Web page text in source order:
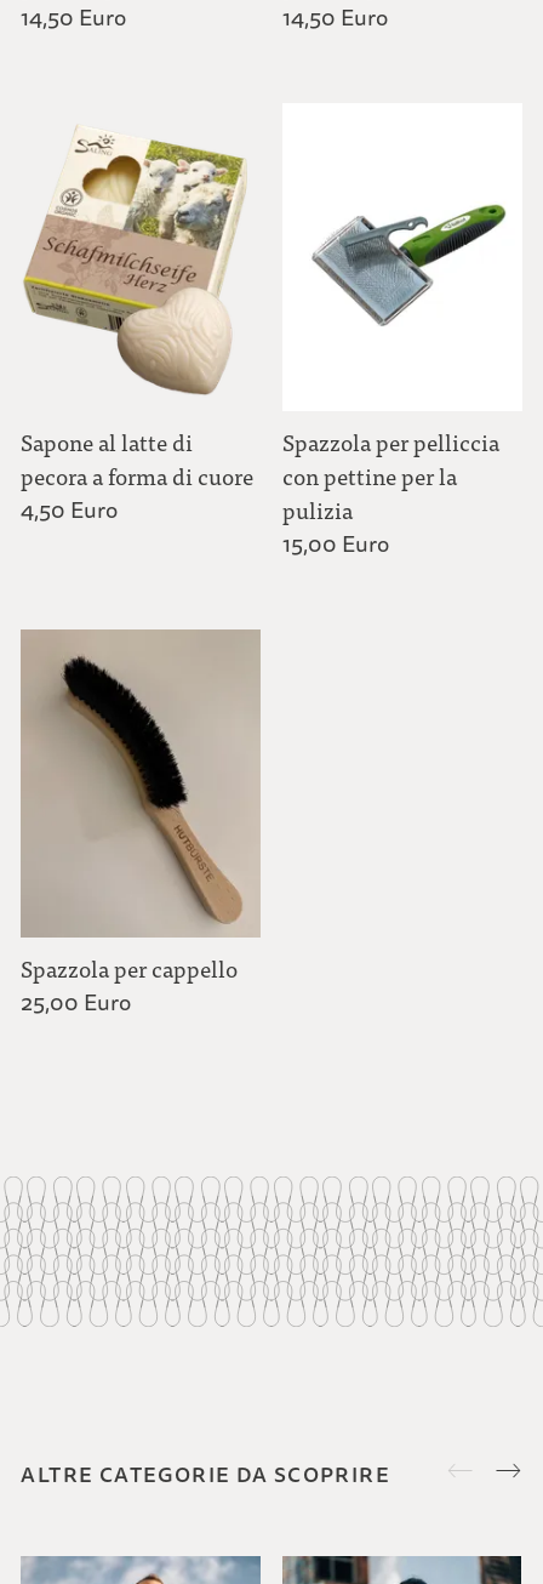
14,50 Euro 14,50 Euro
Sapone al latte di
pecora a forma di cuore
4,50 Euro
Spazzola per pelliccia
con pettine per la
pulizia
15,00 Euro
Spazzola per cappello
25,00 Euro
ALTRE CATEGORIE DA SCOPRIRE